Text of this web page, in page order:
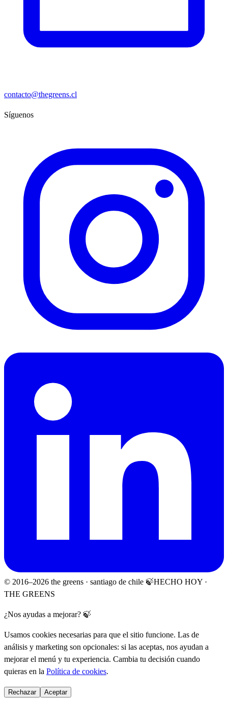
contacto@thegreens.cl
Síguenos
© 2016–2026 the greens · santiago de chile 🍃HECHO HOY ·
THE GREENS
¿Nos ayudas a mejorar? 🍃
Usamos cookies necesarias para que el sitio funcione. Las de
análisis y marketing son opcionales: si las aceptas, nos ayudan a
mejorar el menú y tu experiencia. Cambia tu decisión cuando
quieras en la Política de cookies.
Rechazar Aceptar